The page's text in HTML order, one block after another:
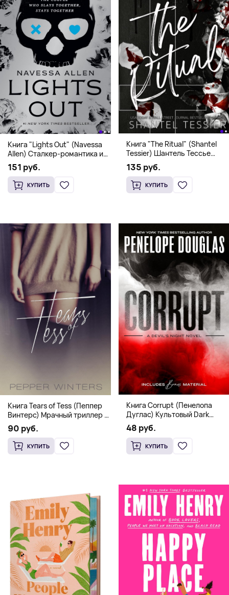
Книга "Lights Out" (Navessa
Allen) Сталкер-романтика и
человек в маске (18+)
151 руб.
КУПИТЬ
Книга "The Ritual" (Shantel
Tessier) Шантель Тессье
Экстремальный дарк-
романс бестселлер (18+)
135 руб.
КУПИТЬ
Книга Tears of Tess (Пеппер
Винтерс) Мрачный триллер о
выживании и страсти (18+)
90 руб.
КУПИТЬ
Книга Corrupt (Пенелопа
Дуглас) Культовый Dark
Romance бестселлер (18+)
48 руб.
КУПИТЬ